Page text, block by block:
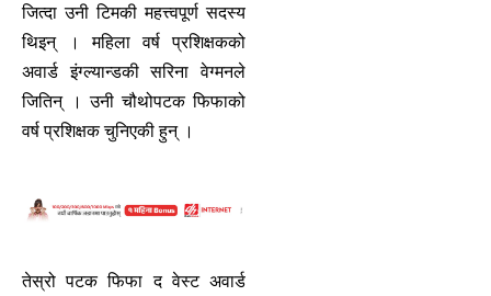
जित्दा उनी टिमकी महत्त्वपूर्ण सदस्य
थिइन् । महिला वर्ष प्रशिक्षकको
अवार्ड इंग्ल्यान्डकी सरिना वेग्मनले
जितिन् । उनी चौथोपटक फिफाको
वर्ष प्रशिक्षक चुनिएकी हुन् ।
तेस्रो पटक फिफा द वेस्ट अवार्ड